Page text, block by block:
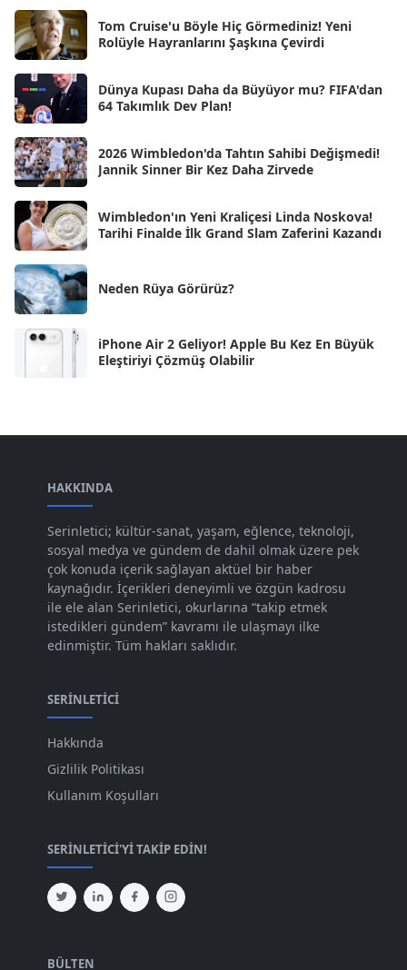
Şub 2025 [57]
Oca 2025
Ara 2024 [25]
Kas 2024
Eki 2024 [46]
Eyl 2024
Ağu 2024 [10]
Tem 2024
Haz 2024 [30]
[59]
Ara 2023 [101]
Kas 2023
Eki 2023 [73]
Eyl 2023 [73]
Ağu 2023 [74]
Tem 2023 [76]
Haz 2023
May 2023
Nis 2023
Mar 2023
Oca 2023 [87]
Ara 2022 [82]
Eki 2022
Tom Cruise'u Böyle Hiç Görmediniz! Yeni
Rolüyle Hayranlarını Şaşkına Çevirdi
Dünya Kupası Daha da Büyüyor mu? FIFA'dan
64 Takımlık Dev Plan!
2026 Wimbledon'da Tahtın Sahibi Değişmedi!
Jannik Sinner Bir Kez Daha Zirvede
Wimbledon'ın Yeni Kraliçesi Linda Noskova!
Tarihi Finalde İlk Grand Slam Zaferini Kazandı
Neden Rüya Görürüz?
iPhone Air 2 Geliyor! Apple Bu Kez En Büyük
Eleştiriyi Çözmüş Olabilir
HAKKINDA
Serinletici; kültür-sanat, yaşam, eğlence, teknoloji,
sosyal medya ve gündem de dahil olmak üzere pek
çok konuda içerik sağlayan aktüel bir haber
kaynağıdır. İçerikleri deneyimli ve özgün kadrosu
ile ele alan Serinletici, okurlarına “takip etmek
istedikleri gündem” kavramı ile ulaşmayı ilke
edinmiştir. Tüm hakları saklıdır.
SERINLETICI
Hakkında
Gizlilik Politikası
Kullanım Koşulları
SERINLETICI'YI TAKIP EDIN!
BÜLTEN